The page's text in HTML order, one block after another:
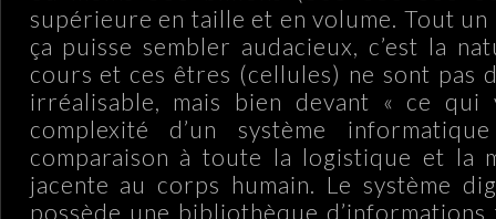
supérieure en taille et en volume. Tout
ça puisse sembler audacieux, c’est la
cours et ces êtres (cellules) ne sont pas
irréalisable, mais bien devant « ce
complexité d’un système
comparaison à toute la logistique et la
jacente au corps humain. Le système
possède une bibliothèque